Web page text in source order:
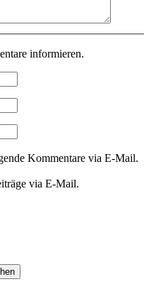
informieren.
Kommentare via E-Mail.
via E-Mail.